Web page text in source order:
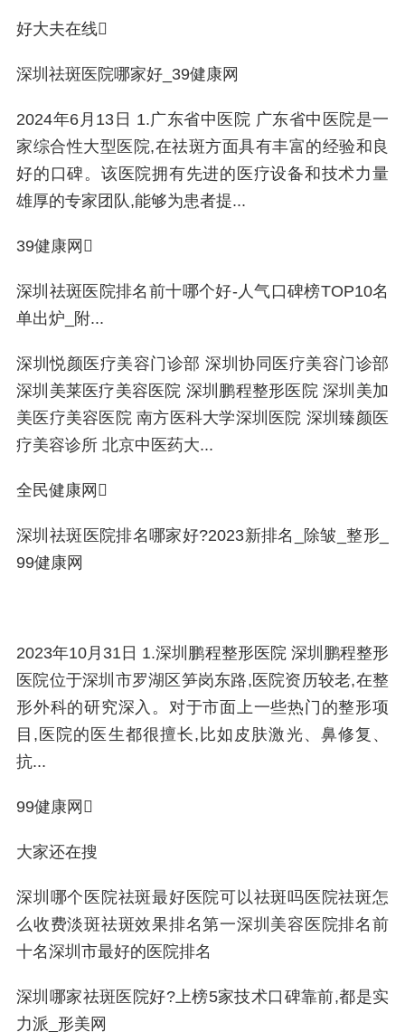
好大夫在线
深圳祛斑医院哪家好_39健康网
2024年6月13日 1.广东省中医院 广东省中医院是一
家综合性大型医院,在祛斑方面具有丰富的经验和良
好的口碑。该医院拥有先进的医疗设备和技术力量
雄厚的专家团队,能够为患者提...
39健康网
深圳祛斑医院排名前十哪个好-人气口碑榜TOP10名
单出炉_附...
深圳悦颜医疗美容门诊部 深圳协同医疗美容门诊部
深圳美莱医疗美容医院 深圳鹏程整形医院 深圳美加
美医疗美容医院 南方医科大学深圳医院 深圳臻颜医
疗美容诊所 北京中医药大...
全民健康网
深圳祛斑医院排名哪家好?2023新排名_除皱_整形_
99健康网
2023年10月31日 1.深圳鹏程整形医院 深圳鹏程整形
医院位于深圳市罗湖区笋岗东路,医院资历较老,在整
形外科的研究深入。对于市面上一些热门的整形项
目,医院的医生都很擅长,比如皮肤激光、鼻修复、
抗...
99健康网
大家还在搜
深圳哪个医院祛斑最好医院可以祛斑吗医院祛斑怎
么收费淡斑祛斑效果排名第一深圳美容医院排名前
十名深圳市最好的医院排名
深圳哪家祛斑医院好?上榜5家技术口碑靠前,都是实
力派_形美网